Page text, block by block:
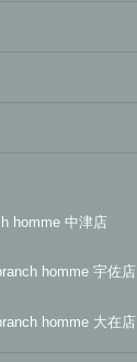
homme 中津店
homme 宇佐店
homme 大在店